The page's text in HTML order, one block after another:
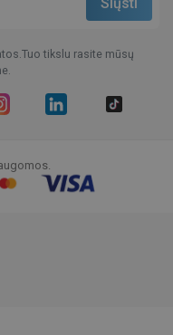
tikslu rasite mūsų